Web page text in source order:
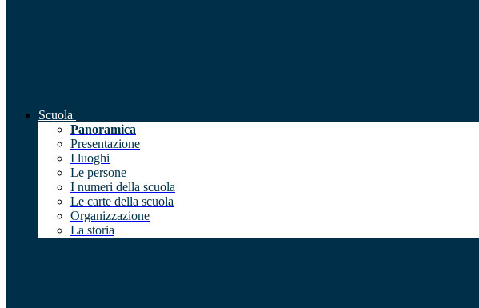
Scuola
Panoramica
Presentazione
I luoghi
Le persone
I numeri della scuola
Le carte della scuola
Organizzazione
La storia